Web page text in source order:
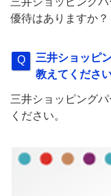
優待はありますか？
三井ショッピ
教えてくださ
三井ショッピング
ください。